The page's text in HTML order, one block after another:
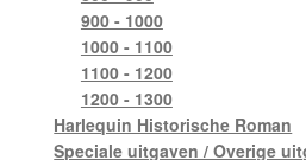
900 - 1000
1000 - 1100
1100 - 1200
1200 - 1300
Harlequin Historische Roman
Speciale uitgaven / Overige